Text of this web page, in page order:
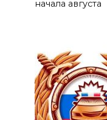
начала августа